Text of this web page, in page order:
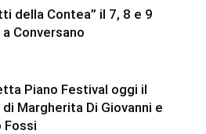
della Contea” il 7, 8 e 9
Conversano
Piano Festival oggi il
Margherita Di Giovanni e
Fossi